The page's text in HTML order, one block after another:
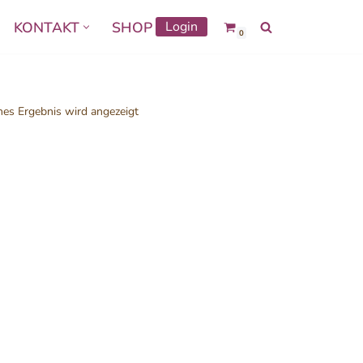
KONTAKT SHOP Login 0
Ergebnis wird angezeigt